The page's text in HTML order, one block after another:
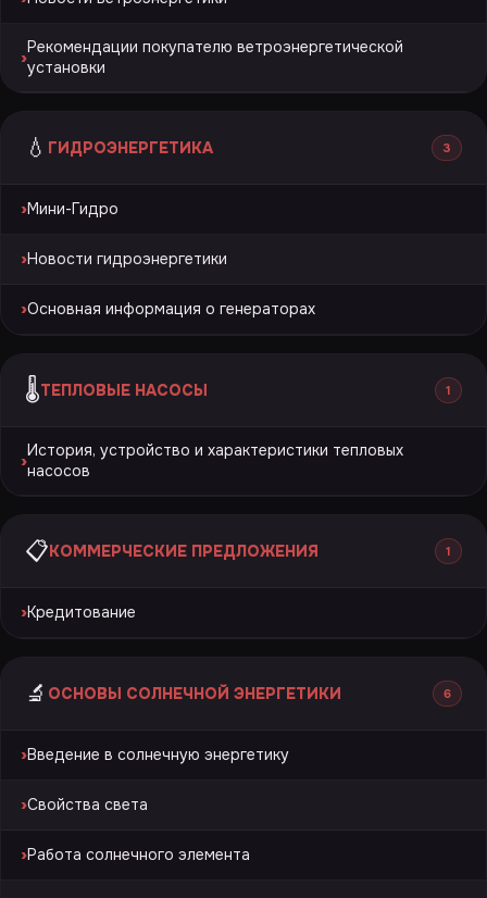
›Рекомендации покупателю ветроэнергетической
установки
💧 ГИДРОЭНЕРГЕТИКА 3
›Мини-Гидро
›Новости гидроэнергетики
›Основная информация о генераторах
🌡️ТЕПЛОВЫЕ НАСОСЫ 1
›История, устройство и характеристики тепловых
насосов
📋КОММЕРЧЕСКИЕ ПРЕДЛОЖЕНИЯ 1
›Кредитование
🔬 ОСНОВЫ СОЛНЕЧНОЙ ЭНЕРГЕТИКИ 6
›Введение в солнечную энергетику
›Свойства света
›Работа солнечного элемента